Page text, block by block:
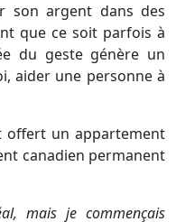
son argent dans des
que ce soit parfois à
du geste génère un
aider une personne à
offert un appartement
canadien permanent
mais je commençais